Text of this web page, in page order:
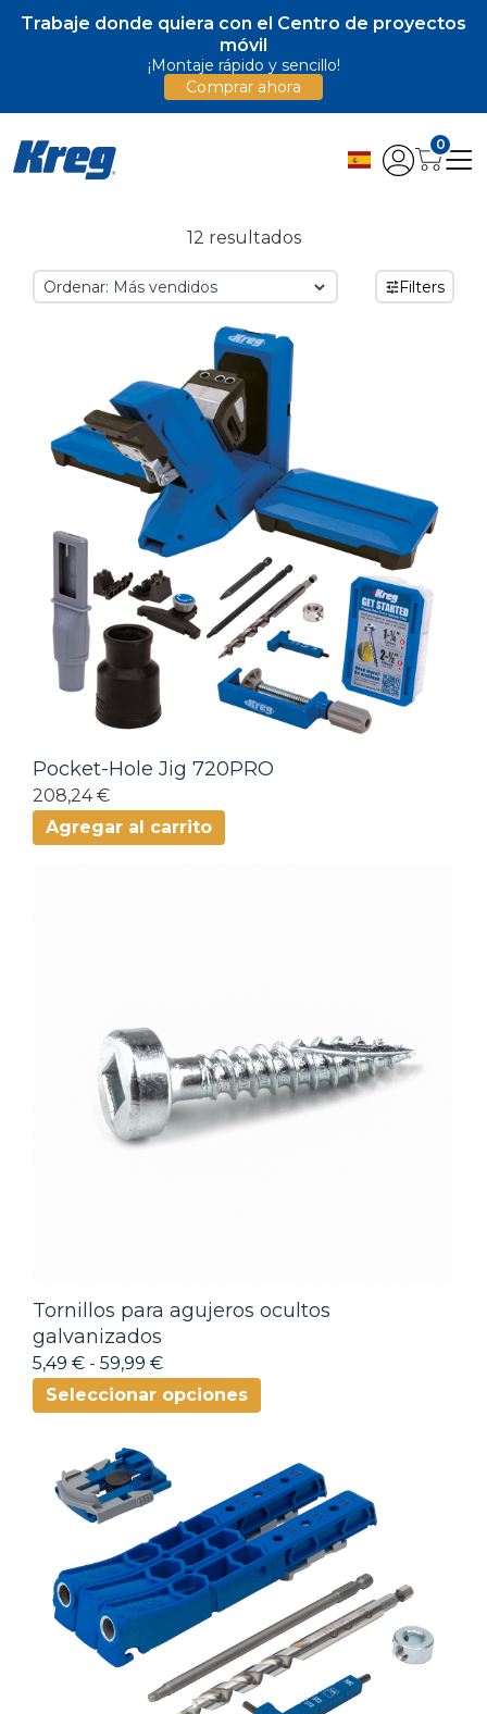
Trabaje donde quiera con el Centro de proyectos
móvil
¡Montaje rápido y sencillo!
Comprar ahora
0
12 resultados
Ordenar: Filters
Pocket-Hole Jig 720PRO
208,24 €
Agregar al carrito
Tornillos para agujeros ocultos
galvanizados
5,49 € - 59,99 €
Seleccionar opciones